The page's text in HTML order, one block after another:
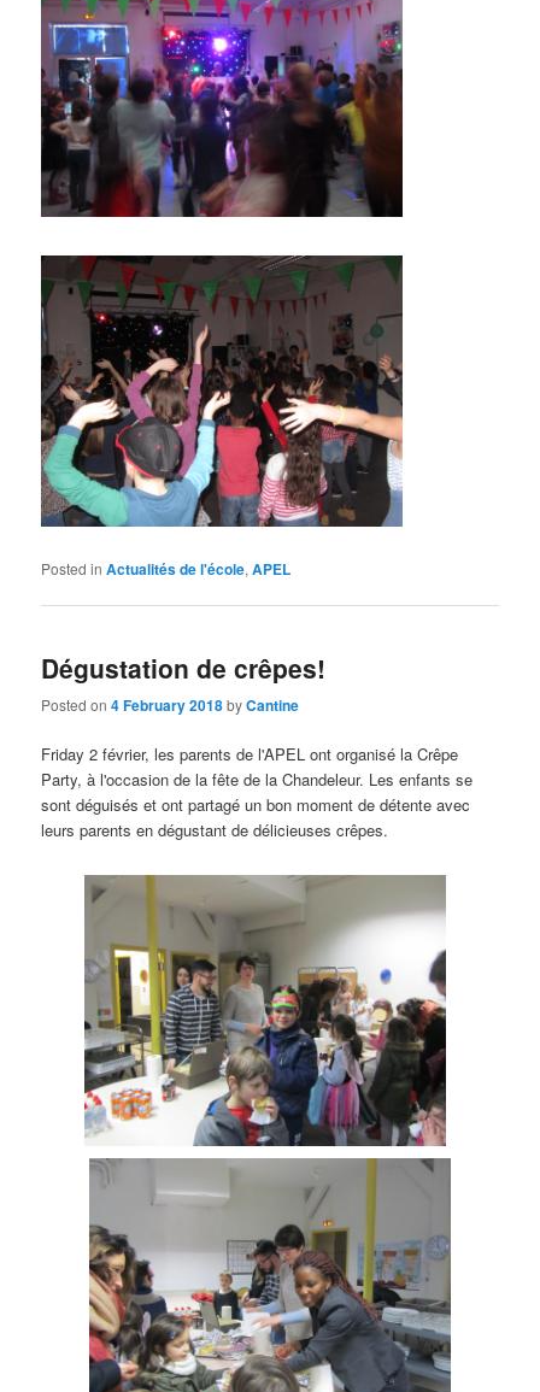
Posted in Actualités de l'école,APEL
Dégustation de crêpes!
Posted on4 February 2018byCantine
Friday 2 février,les parents de l'APEL ont organisé la Crêpe
Party,à l'occasion de la fête de la Chandeleur. Les enfants se
sont déguisés et ont partagé un bon moment de détente avec
leurs parents en dégustant de délicieuses crêpes.